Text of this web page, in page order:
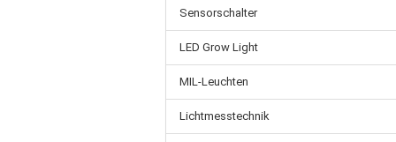
Sensorschalter
LED Grow Light
MIL-Leuchten
Lichtmesstechnik